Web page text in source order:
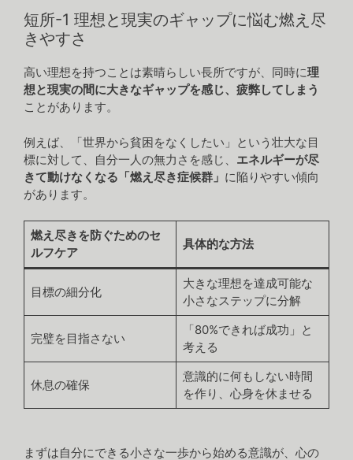
短所-1 理想と現実のギャップに悩む燃え尽
きやすさ
高い理想を持つことは素晴らしい長所ですが、同時に理
想と現実の間に大きなギャップを感じ、疲弊してしまう
ことがあります。
例えば、「世界から貧困をなくしたい」という壮大な目
標に対して、自分一人の無力さを感じ、 エネルギーが尽
きて動けなくなる「燃え尽き症候群」 に陥りやすい傾向
があります。
燃え尽きを防ぐためのセ
ルフケア
具体的な方法
目標の細分化
大きな理想を達成可能な
小さなステップに分解
完璧を目指さない
「80%できれば成功」と
考える
休息の確保
意識的に何もしない時間
を作り、心身を休ませる
まずは自分にできる小さな一歩から始める意識が、心の